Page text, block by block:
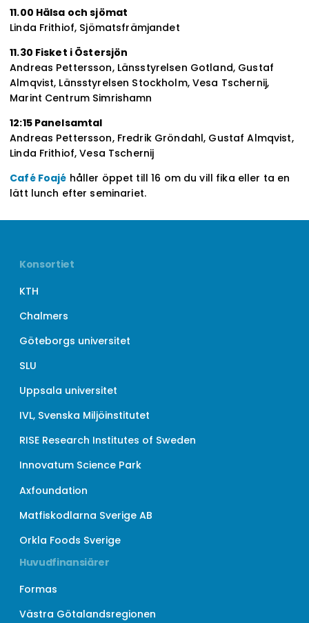
11.00 Hälsa och sjömat
Linda Frithiof, Sjömatsfrämjandet
11.30 Fisket i Östersjön
Andreas Pettersson, Länsstyrelsen Gotland, Gustaf
Almqvist, Länsstyrelsen Stockholm, Vesa Tschernij,
Marint Centrum Simrishamn
12:15 Panelsamtal
Andreas Pettersson, Fredrik Gröndahl, Gustaf Almqvist,
Linda Frithiof, Vesa Tschernij
Café Foajé håller öppet till 16 om du vill fika eller ta en
lätt lunch efter seminariet.
Konsortiet
KTH
Chalmers
Göteborgs universitet
SLU
Uppsala universitet
IVL, Svenska Miljöinstitutet
RISE Research Institutes of Sweden
Innovatum Science Park
Axfoundation
Matfiskodlarna Sverige AB
Orkla Foods Sverige
Huvudfinansiärer
Formas
Västra Götalandsregionen